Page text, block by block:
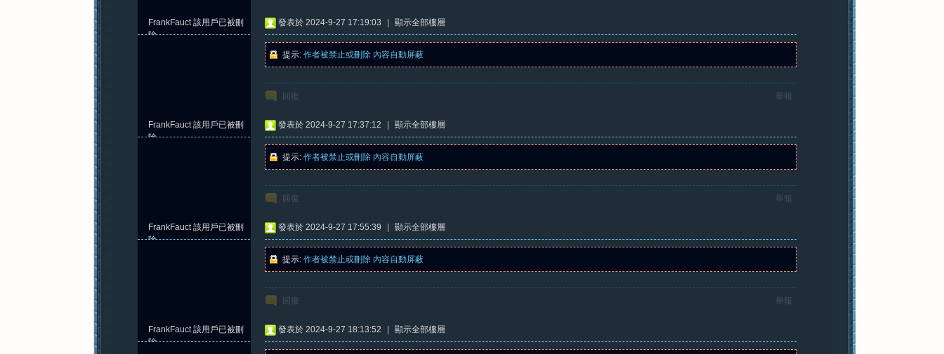
元
FrankFauct該用戶已被刪
除
發表於 2024-9-27 17:19:03 顯示全部樓層
提示: 作者被禁止或刪除 內容自動屏蔽
回復 舉報
FrankFauct該用戶已被刪
除
發表於 2024-9-27 17:37:12 顯示全部樓層
提示: 作者被禁止或刪除 內容自動屏蔽
回復 舉報
FrankFauct該用戶已被刪
除
發表於 2024-9-27 17:55:39 顯示全部樓層
提示: 作者被禁止或刪除 內容自動屏蔽
回復 舉報
FrankFauct該用戶已被刪
除
發表於 2024-9-27 18:13:52 顯示全部樓層